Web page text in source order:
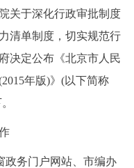
投资项目
图说互动
于深化行政审批制度
清单制度，切实规范行
决定公布《北京市人民
年版)》(以下简称
务门户网站、市编办